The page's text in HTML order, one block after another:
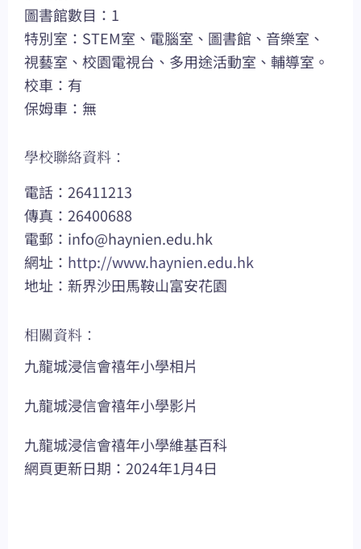
圖書館數目：1
特別室：STEM室、電腦室、圖書館、音樂室、
視藝室、校園電視台、多用途活動室、輔導室。
校車：有
保姆車：無
學校聯絡資料：
電話：26411213
傳真：26400688
電郵： info@haynien.edu.hk
網址： http://www.haynien.edu.hk
地址：新界沙田馬鞍山富安花園
相關資料：
九龍城浸信會禧年小學相片
九龍城浸信會禧年小學影片
九龍城浸信會禧年小學維基百科
網頁更新日期：2024年1月4日